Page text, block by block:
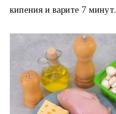
кипения и варите 7 минут.